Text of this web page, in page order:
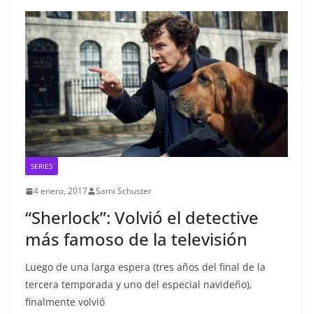
SERIES
4 enero, 2017 Sami Schuster
“Sherlock”: Volvió el detective
más famoso de la televisión
Luego de una larga espera (tres años del final de la
tercera temporada y uno del especial navideño),
finalmente volvió